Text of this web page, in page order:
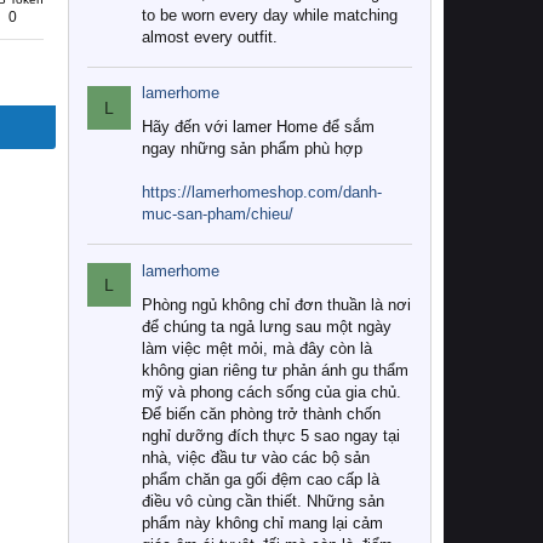
0
to be worn every day while matching
almost every outfit.
L
lamerhome
Hãy đến với lamer Home để sắm
ngay những sản phẩm phù hợp
https://lamerhomeshop.com/danh-
muc-san-pham/chieu/
L
lamerhome
Phòng ngủ không chỉ đơn thuần là nơi
để chúng ta ngả lưng sau một ngày
làm việc mệt mỏi, mà đây còn là
không gian riêng tư phản ánh gu thẩm
mỹ và phong cách sống của gia chủ.
Để biến căn phòng trở thành chốn
nghỉ dưỡng đích thực 5 sao ngay tại
nhà, việc đầu tư vào các bộ sản
phẩm chăn ga gối đệm cao cấp là
điều vô cùng cần thiết. Những sản
phẩm này không chỉ mang lại cảm